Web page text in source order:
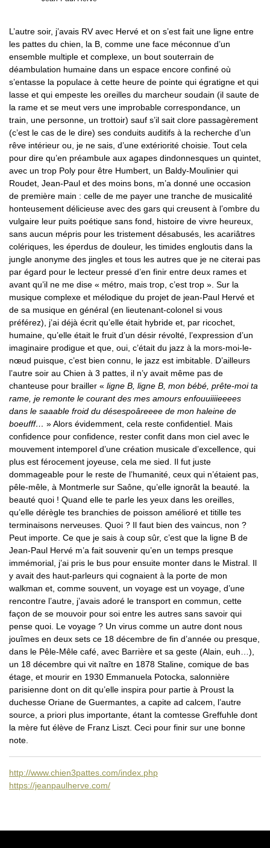
L’autre soir, j’avais RV avec Hervé et on s’est fait une ligne entre
les pattes du chien, la B, comme une face méconnue d’un
ensemble multiple et complexe, un bout souterrain de
déambulation humaine dans un espace encore confiné où
s’entasse la populace à cette heure de pointe qui égratigne et qui
lasse et qui empeste les oreilles du marcheur soudain (il saute de
la rame et se meut vers une improbable correspondance, un
train, une personne, un trottoir) sauf s’il sait clore passagèrement
(c’est le cas de le dire) ses conduits auditifs à la recherche d’un
rêve intérieur ou, je ne sais, d’une extériorité choisie. Tout cela
pour dire qu’en préambule aux agapes dindonnesques un quintet,
avec un trop Poly pour être Humbert, un Baldy-Moulinier qui
Roudet, Jean-Paul et des moins bons, m’a donné une occasion
de première main : celle de me payer une tranche de musicalité
honteusement délicieuse avec des gars qui creusent à l’ombre du
vulgaire leur puits poétique sans fond, histoire de vivre heureux,
sans aucun mépris pour les tristement désabusés, les acariâtres
colériques, les éperdus de douleur, les timides engloutis dans la
jungle anonyme des jingles et tous les autres que je ne citerai pas
par égard pour le lecteur pressé d’en finir entre deux rames et
avant qu’il ne me dise « métro, mais trop, c’est trop ». Sur la
musique complexe et mélodique du projet de jean-Paul Hervé et
de sa musique en général (en lieutenant-colonel si vous
préférez), j’ai déjà écrit qu’elle était hybride et, par ricochet,
humaine, qu’elle était le fruit d’un désir révolté, l’expression d’un
imaginaire prodigue et que, oui, c’était du jazz à la mors-moi-le-
nœud puisque, c’est bien connu, le jazz est imbitable. D’ailleurs
l’autre soir au Chien à 3 pattes, il n’y avait même pas de
chanteuse pour brailler « ligne B, ligne B, mon bébé, prête-moi ta
rame, je remonte le courant des mes amours enfouuiiiieeees
dans le saaable froid du désespoâreeee de mon haleine de
boeufff… » Alors évidemment, cela reste confidentiel. Mais
confidence pour confidence, rester confit dans mon ciel avec le
mouvement intemporel d’une création musicale d’excellence, qui
plus est férocement joyeuse, cela me sied. Il fut juste
dommageable pour le reste de l’humanité, ceux qui n’étaient pas,
pêle-mêle, à Montmerle sur Saône, qu’elle ignorât la beauté. la
beauté quoi ! Quand elle te parle les yeux dans les oreilles,
qu’elle dérègle tes branchies de poisson amélioré et titille tes
terminaisons nerveuses. Quoi ? Il faut bien des vaincus, non ?
Peut importe. Ce que je sais à coup sûr, c’est que la ligne B de
Jean-Paul Hervé m’a fait souvenir qu’en un temps presque
immémorial, j’ai pris le bus pour ensuite monter dans le Mistral. Il
y avait des haut-parleurs qui cognaient à la porte de mon
walkman et, comme souvent, un voyage est un voyage, d’une
rencontre l’autre, j’avais adoré le transport en commun, cette
façon de se mouvoir pour soi entre les autres sans savoir qui
pense quoi. Le voyage ? Un virus comme un autre dont nous
jouîmes en deux sets ce 18 décembre de fin d’année ou presque,
dans le Pêle-Mêle café, avec Barrière et sa geste (Alain, euh…),
un 18 décembre qui vit naître en 1878 Staline, comique de bas
étage, et mourir en 1930 Emmanuela Potocka, salonnière
parisienne dont on dit qu’elle inspira pour partie à Proust la
duchesse Oriane de Guermantes, a capite ad calcem, l’autre
source, a priori plus importante, étant la comtesse Greffuhle dont
la mère fut élève de Franz Liszt. Ceci pour finir sur une bonne
note.
http://www.chien3pattes.com/index.php
https://jeanpaulherve.com/